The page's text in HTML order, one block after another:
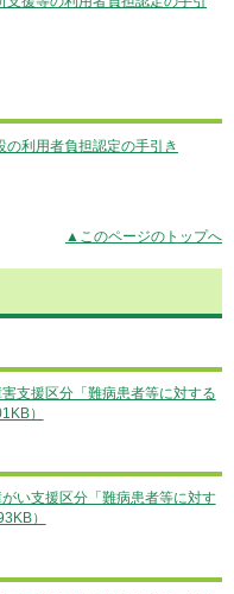
利用者負担認定の手引き
▲このページのトップへ
支援区分「難病患者等に対する
）
い支援区分「難病患者等に対す
）